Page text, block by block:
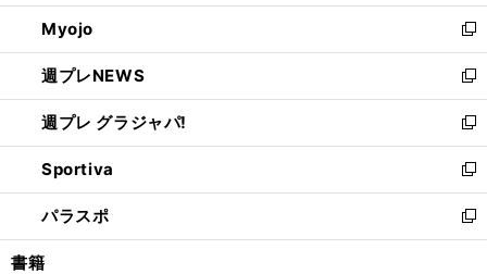
開
く
ウ
で
開
く
ン
ド
ウ
で
開
く
ウ
ィ
ン
ド
ウ
で
開
く
Myojo
新
し
い
ウ
ィ
ン
ド
ウ
で
開
週プレNEWS
新
し
い
ウ
ィ
ン
ド
ウ
週プレ グラジャパ!
新
し
い
ウ
ィ
ン
Sportiva
新
し
い
ウ
パラスポ
新
し
書籍